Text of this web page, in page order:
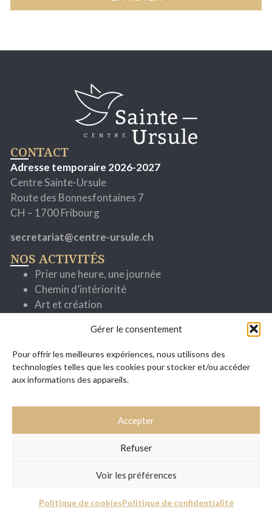
Gérer le consentement
Pour offrir les meilleures expériences, nous utilisons des
technologies telles que les cookies pour stocker et/ou accéder
aux informations des appareils.
Accepter
Refuser
Voir les préférences
Politique de cookiesPolitique de confidentialité
CONTACT
Adresse temporaire 2026-2027
Centre Sainte-Ursule
Route des Bonnesfontaines 7
CH – 1700 Fribourg
secretariat@centre-ursule.ch
NOS ACTIVITÉS
Prier une heure, une journée
Chemin d’intériorité
Art et création
Spiritualité ignatienne
Se former pour mieux servir
Evénements
SITUATION / ACCÈS